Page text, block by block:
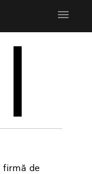
menu
firmă de